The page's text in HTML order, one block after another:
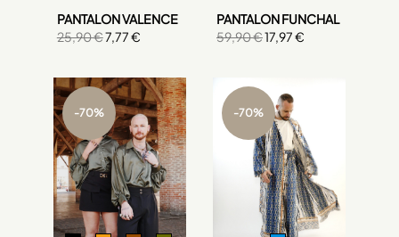
PANTALON VALENCE
25,90 €7,77 €
PANTALON FUNCHAL
59,90 €17,97 €
-70% -70%